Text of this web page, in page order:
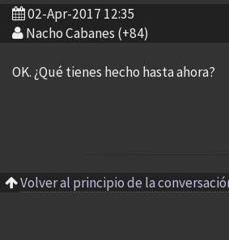
02-Apr-2017 12:35
Nacho Cabanes (+84)
OK. ¿Qué tienes hecho hasta ahora?
Volver al principio de la